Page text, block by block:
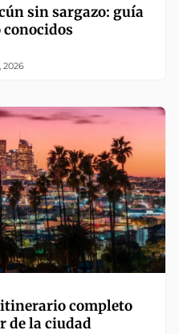
sin sargazo: guía
conocidos
2026
itinerario completo
de la ciudad